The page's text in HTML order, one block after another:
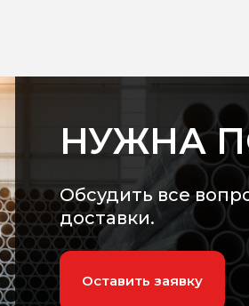
НУЖНА
Обсудить все
доставки.
Оставить заявку